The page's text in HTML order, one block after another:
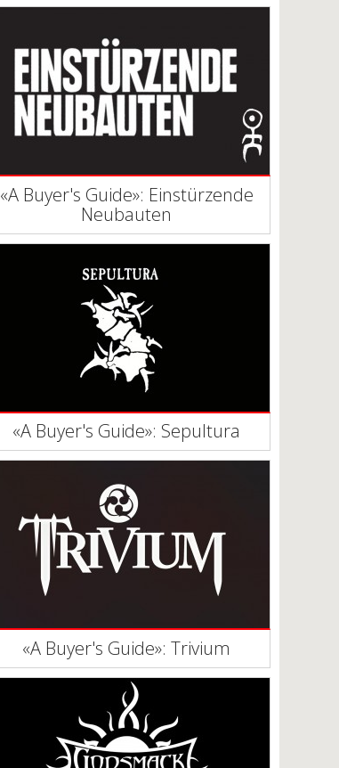
«A Buyer's Guide»: Einstürzende
Neubauten
«A Buyer's Guide»: Sepultura
«A Buyer's Guide»: Trivium